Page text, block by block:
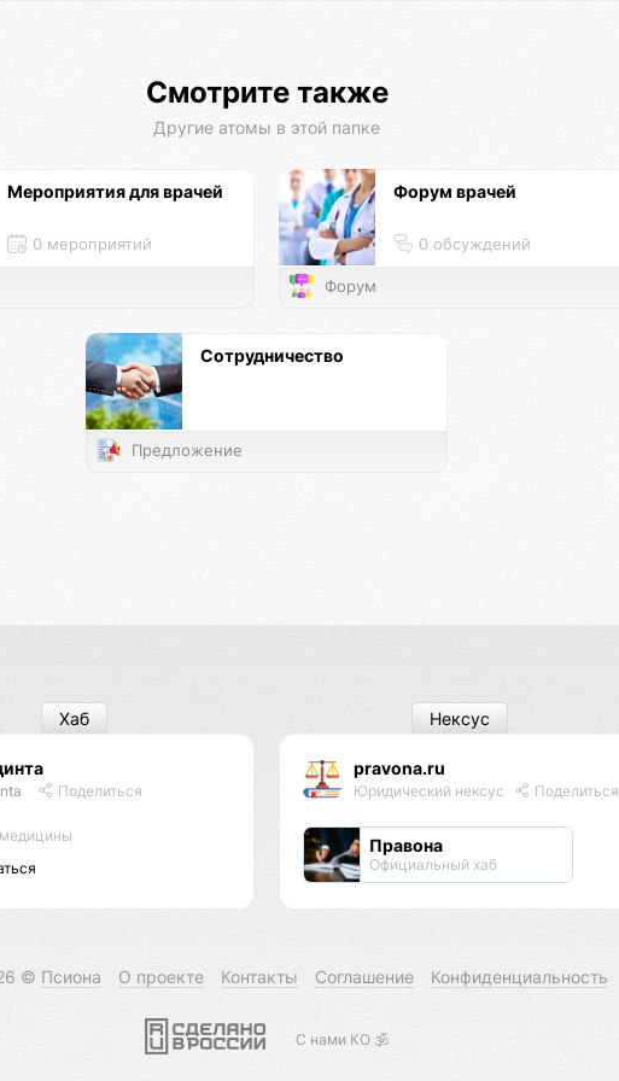
Смотрите также
Другие атомы в этой папке
Мероприятия для врачей
0 мероприятий
Форум врачей
0 обсуждений
Форум
Сотрудничество
Предложение
Поделиться
Хаб
pravona.ru
Юридический нексус Поделиться
Правона
Официальный хаб
Нексус
© Псиона О проекте Контакты Соглашение Конфиденциальность
С нами КО 🕉️